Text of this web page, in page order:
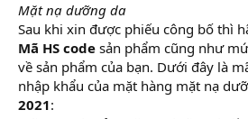
Mặt nạ dưỡng da
Sau khi xin được phiếu công bố thì
Mã HS code sản phẩm cũng như
về sản phẩm của bạn. Dưới đây là
nhập khẩu của mặt hàng mặt nạ
2021: